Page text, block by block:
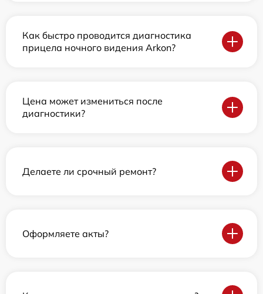
Как быстро проводится диагностика
прицела ночного видения Arkon?
Цена может измениться после
диагностики?
Делаете ли срочный ремонт?
Оформляете акты?